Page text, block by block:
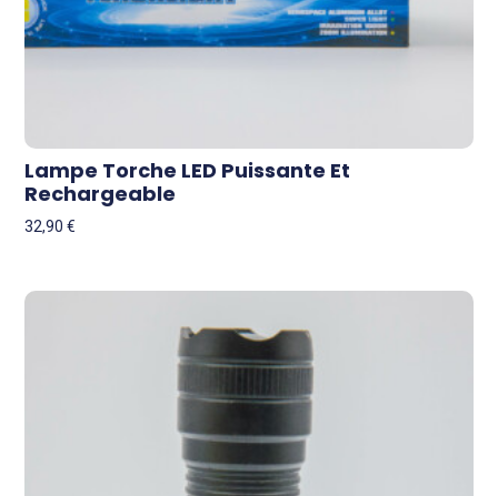
Lampe Torche LED Puissante Et
Rechargeable
32,90€